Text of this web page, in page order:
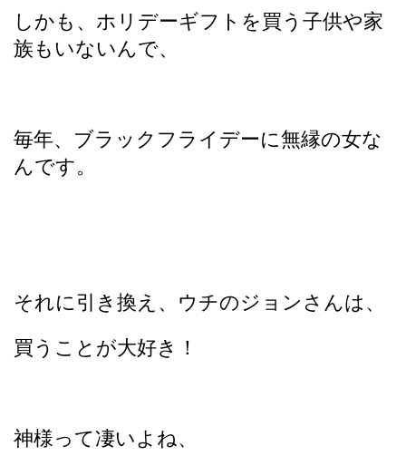
しかも、ホリデーギフトを買う子供や家
族もいないんで、
毎年、ブラックフライデーに無縁の女な
んです。
それに引き換え、ウチのジョンさんは、
買うことが大好き！
神様って凄いよね、